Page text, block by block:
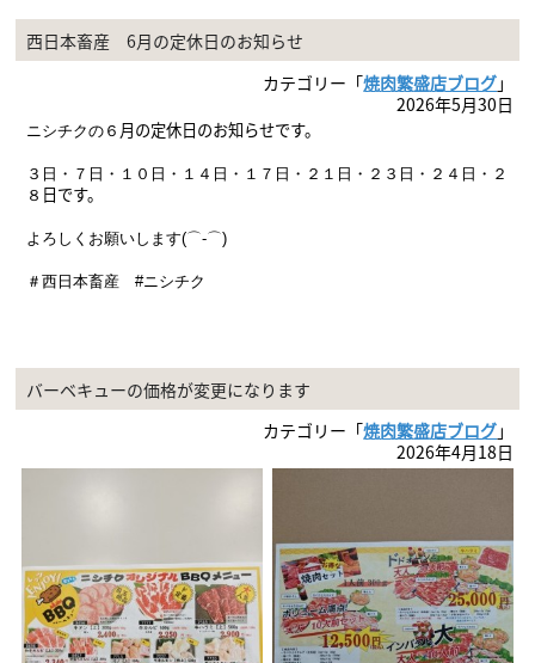
西日本畜産 6月の定休日のお知らせ
カテゴリー「焼肉繁盛店ブログ」
2026年5月30日
ニシチクの６ 月の定休日のお知らせです。
３日・７日・１０ 日・１４日・１７日・２１ 日・２３日・２４日・２
８ 日です。
よろしくお願いします(⌒-⌒)
＃西日本畜産 #ニシチク
バーベキューの価格が変更になります
カテゴリー「焼肉繁盛店ブログ」
2026年4月18日